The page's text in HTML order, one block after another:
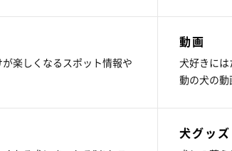
楽しくなるスポット情報や
動画
犬好きに
動の犬の動
犬グッズ